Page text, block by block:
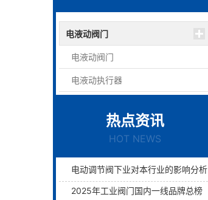
电液动阀门
电液动阀门
电液动执行器
热点资讯
HOT NEWS
电动调节阀下业对本行业的影响分析
2025年工业阀门国内一线品牌总榜单前十名